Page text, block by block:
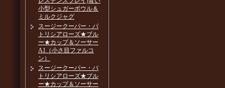
小型シュガーボウル＆
ミルクジャグ
スージークーパー・パ
トリシアローズ★ブル
ー★カップ＆ソーサー
A1（小さ目ファルコ
ン）
スージークーパー・パ
トリシアローズ★ブル
ー★カップ＆ソーサー